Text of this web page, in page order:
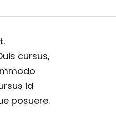
cursus,
id
posuere.